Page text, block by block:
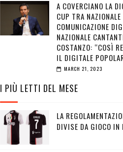
A COVERCIANO LA
CUP TRA NAZIONALE
COMUNICAZIONE
NAZIONALE
COSTANZO: “COSÌ
IL DIGITALE
MARCH 21, 2023
I PIÙ LETTI DEL MESE
LA
DIVISE DA GIOCO IN